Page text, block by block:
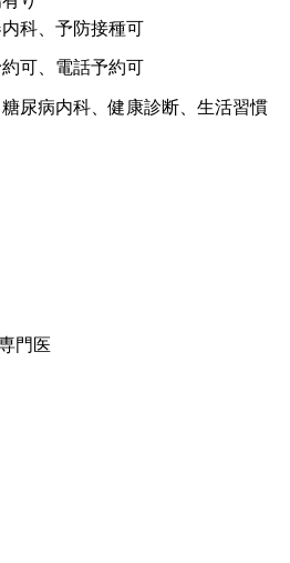
科、予防接種可
可、電話予約可
尿病内科、健康診断、生活習慣
門医